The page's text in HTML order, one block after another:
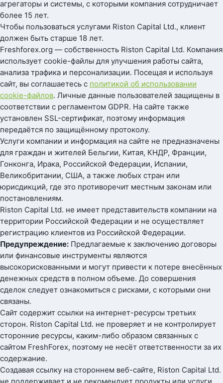
агрегаторы и системы, с которыми компания сотрудничает
более 15 лет.
Чтобы пользоваться услугами Riston Capital Ltd., клиент
должен быть старше 18 лет.
Freshforex.org — собственность Riston Capital Ltd. Компания
использует cookie-файлы для улучшения работы сайта,
анализа трафика и персонализации. Посещая и используя
сайт, вы соглашаетесь с политикой об использовании
cookie-файлов. Личные данные пользователей защищены в
соответствии с регламентом GDPR. На сайте также
установлен SSL-сертификат, поэтому информация
передаётся по защищённому протоколу.
Услуги компании и информация на сайте не предназначены
для граждан и жителей Бельгии, Китая, КНДР, Франции,
Гонконга, Ирака, Российской Федерации, Испании,
Великобритании, США, а также любых стран или
юрисдикций, где это противоречит местным законам или
постановлениям.
Riston Capital Ltd. не имеет представительств компании на
территории Российской Федерации и не осуществляет
регистрацию клиентов из Российской Федерации.
Предупреждение: Предлагаемые к заключению договоры
или финансовые инструменты являются
высокорискованными и могут привести к потере внесённых
денежных средств в полном объеме. До совершения
сделок следует ознакомиться с рисками, с которыми они
связаны.
Сайт содержит ссылки на интернет-ресурсы третьих
сторон. Riston Capital Ltd. не проверяет и не контролирует
сторонние ресурсы, каким-либо образом связанных с
сайтом FreshForex, поэтому не несёт ответственности за их
содержание.
Создавая ссылку на стороннем веб-сайте, Riston Capital Ltd.